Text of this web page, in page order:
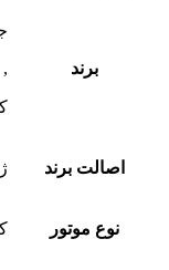
برند
,
اصالت برند
نوع موتور